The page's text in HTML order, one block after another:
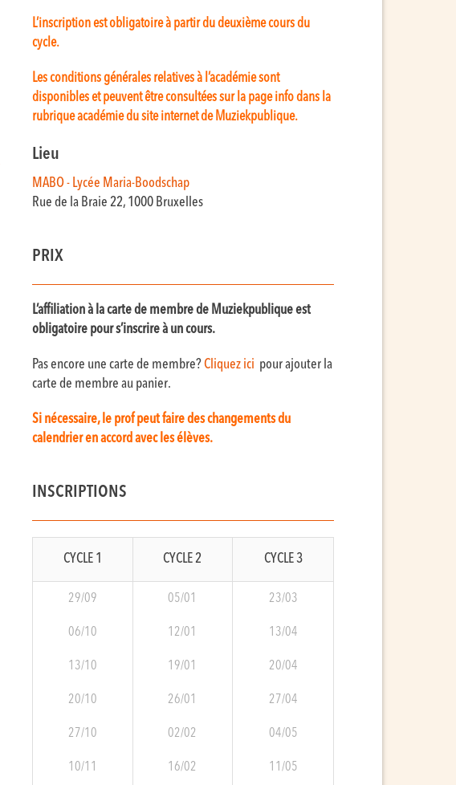
L’inscription est obligatoire à partir du deuxième cours du
cycle.
Les conditions générales relatives à l’académie sont
disponibles et peuvent être consultées sur la page info dans la
rubrique académie du site internet de Muziekpublique.
Lieu
MABO - Lycée Maria-Boodschap
Rue de la Braie 22, 1000 Bruxelles
PRIX
L’affiliation à la carte de membre de Muziekpublique est
obligatoire pour s’inscrire à un cours.
Pas encore une carte de membre?Cliquez ici pour ajouter la
carte de membre au panier.
Si nécessaire, le prof peut faire des changements du
calendrier en accord avec les élèves.
INSCRIPTIONS
CYCLE 1
29/09
06/10
13/10
20/10
27/10
10/11
CYCLE 2
05/01
12/01
19/01
26/01
02/02
16/02
CYCLE 3
23/03
13/04
20/04
27/04
04/05
11/05